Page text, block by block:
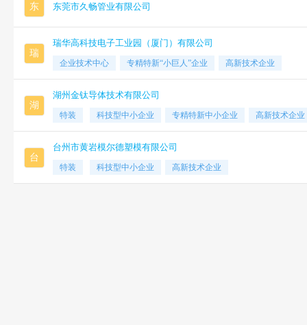
东 东莞市久畅管业有限公司
瑞
瑞华高科技电子工业园（厦门）有限公司
企业技术中心 专精特新“小巨人”企业 高新技术企业
湖
湖州金钛导体技术有限公司
特装 科技型中小企业 专精特新中小企业 高新技术企业
台
台州市黄岩模尔德塑模有限公司
特装 科技型中小企业 高新技术企业